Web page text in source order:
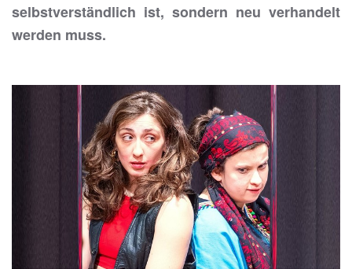
selbstverständlich ist, sondern neu verhandelt
werden muss.